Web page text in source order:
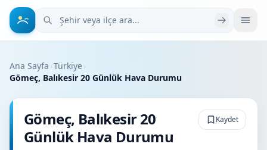
Şehir veya ilçe ara
Ana Sayfa ›Türkiye›
Gömeç, Balıkesir 20 Günlük Hava Durumu
Gömeç, Balıkesir 20
Günlük Hava Durumu
Kaydet